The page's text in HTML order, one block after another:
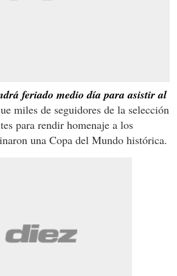
feriado medio día para asistir al
miles de seguidores de la selección
para rendir homenaje a los
una Copa del Mundo histórica.